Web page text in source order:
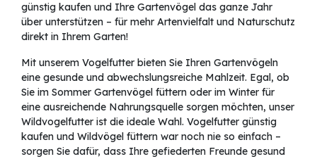
günstig kaufen und Ihre Gartenvögel das ganze Jahr
über unterstützen – für mehr Artenvielfalt und Naturschutz
direkt in Ihrem Garten!
Mit unserem Vogelfutter bieten Sie Ihren Gartenvögeln
eine gesunde und abwechslungsreiche Mahlzeit. Egal, ob
Sie im Sommer Gartenvögel füttern oder im Winter für
eine ausreichende Nahrungsquelle sorgen möchten, unser
Wildvogelfutter ist die ideale Wahl. Vogelfutter günstig
kaufen und Wildvögel füttern war noch nie so einfach –
sorgen Sie dafür, dass Ihre gefiederten Freunde gesund